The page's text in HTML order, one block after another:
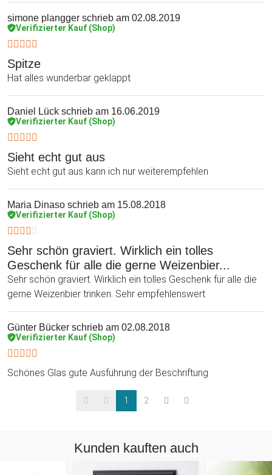
simone plangger schrieb am 02.08.2019
Verifizierter Kauf (Shop)
Spitze
Hat alles wunderbar geklappt
Daniel Lück schrieb am 16.06.2019
Verifizierter Kauf (Shop)
Sieht echt gut aus
Sieht echt gut aus kann ich nur weiterempfehlen
Maria Dinaso schrieb am 15.08.2018
Verifizierter Kauf (Shop)
Sehr schön graviert. Wirklich ein tolles
Geschenk für alle die gerne Weizenbier...
Sehr schön graviert. Wirklich ein tolles Geschenk für alle die
gerne Weizenbier trinken. Sehr empfehlenswert
Günter Bücker schrieb am 02.08.2018
Verifizierter Kauf (Shop)
Schönes Glas gute Ausführung der Beschriftung
1 2
Kunden kauften auch